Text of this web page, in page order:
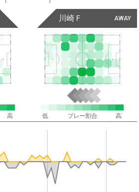
AWAY
川崎Ｆ
高 低 プレー割合 高